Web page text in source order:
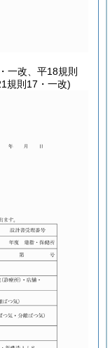
一改、平18規則
規則17・一改)